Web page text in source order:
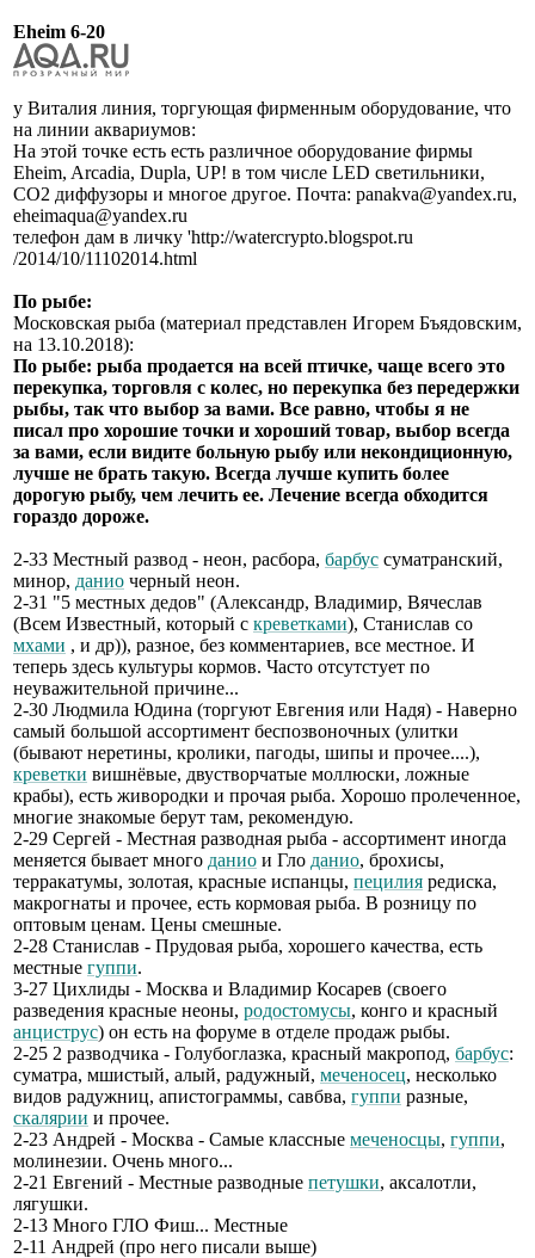
Eheim 6-20
у Виталия линия, торгующая фирменным оборудование, что
на линии аквариумов:
На этой точке есть есть различное оборудование фирмы
Eheim, Arcadia, Dupla, UP! в том числе LED светильники,
СО2 диффузоры и многое другое. Почта: panakva@yandex.ru,
eheimaqua@yandex.ru
телефон дам в личку 'http://watercrypto.blogspot.ru
/2014/10/11102014.html
По рыбе:
Московская рыба (материал представлен Игорем Бъядовским,
на 13.10.2018):
По рыбе: рыба продается на всей птичке, чаще всего это
перекупка, торговля с колес, но перекупка без передержки
рыбы, так что выбор за вами. Все равно, чтобы я не
писал про хорошие точки и хороший товар, выбор всегда
за вами, если видите больную рыбу или некондиционную,
лучше не брать такую. Всегда лучше купить более
дорогую рыбу, чем лечить ее. Лечение всегда обходится
гораздо дороже.
2-33 Местный развод - неон, расбора, барбус суматранский,
минор, данио черный неон.
2-31 "5 местных дедов" (Александр, Владимир, Вячеслав
(Всем Известный, который с креветками), Станислав со
мхами , и др)), разное, без комментариев, все местное. И
теперь здесь культуры кормов. Часто отсутстует по
неуважительной причине...
2-30 Людмила Юдина (торгуют Евгения или Надя) - Наверно
самый большой ассортимент беспозвоночных (улитки
(бывают неретины, кролики, пагоды, шипы и прочее....),
креветки вишнёвые, двустворчатые моллюски, ложные
крабы), есть живородки и прочая рыба. Хорошо пролеченное,
многие знакомые берут там, рекомендую.
2-29 Сергей - Местная разводная рыба - ассортимент иногда
меняется бывает много данио и Гло данио, брохисы,
терракатумы, золотая, красные испанцы, пецилия редиска,
макрогнаты и прочее, есть кормовая рыба. В розницу по
оптовым ценам. Цены смешные.
2-28 Станислав - Прудовая рыба, хорошего качества, есть
местные гуппи.
3-27 Цихлиды - Москва и Владимир Косарев (своего
разведения красные неоны, родостомусы, конго и красный
анциструс) он есть на форуме в отделе продаж рыбы.
2-25 2 разводчика - Голубоглазка, красный макропод, барбус:
суматра, мшистый, алый, радужный, меченосец, несколько
видов радужниц, апистограммы, савбва, гуппи разные,
скалярии и прочее.
2-23 Андрей - Москва - Самые классные меченосцы, гуппи,
молинезии. Очень много...
2-21 Евгений - Местные разводные петушки, аксалотли,
лягушки.
2-13 Много ГЛО Фиш... Местные
2-11 Андрей (про него писали выше)